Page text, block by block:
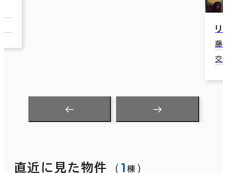
リ
藤
交
直近に見た物件 （1 棟 ）